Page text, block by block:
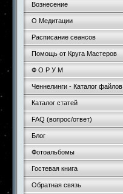
Вознесение
О Медитации
Расписание сеансов
Помощь от Круга Мастеров
Ф О Р У М
Ченнелинги - Каталог файлов
Каталог статей
FAQ (вопрос/ответ)
Блог
Фотоальбомы
Гостевая книга
Обратная связь